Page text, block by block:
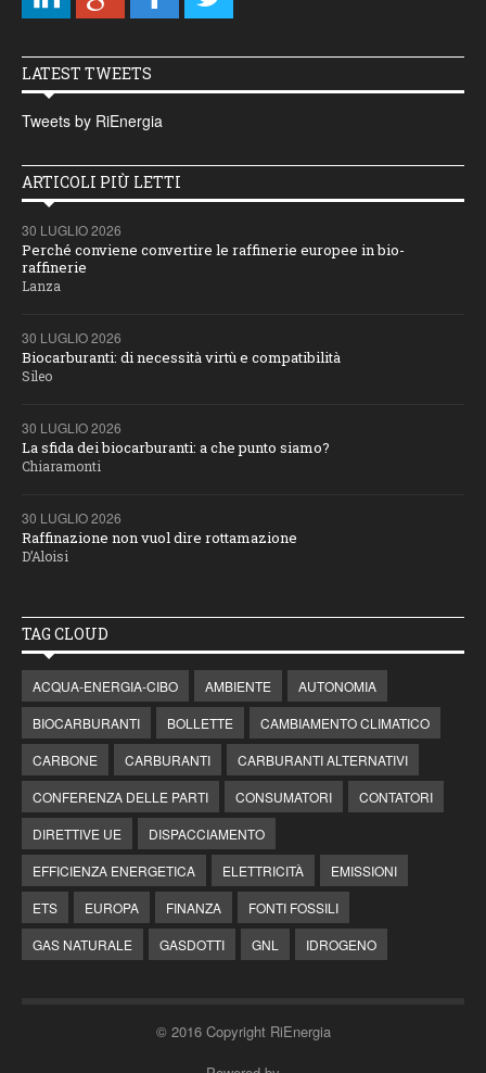
LATEST TWEETS
Tweets by RiEnergia
ARTICOLI PIÙ LETTI
30 LUGLIO 2026
Perché conviene convertire le raffinerie europee in bio-
raffinerie
Lanza
30 LUGLIO 2026
Biocarburanti: di necessità virtù e compatibilità
Sileo
30 LUGLIO 2026
La sfida dei biocarburanti: a che punto siamo?
Chiaramonti
30 LUGLIO 2026
Raffinazione non vuol dire rottamazione
D’Aloisi
TAG CLOUD
ACQUA-ENERGIA-CIBO AMBIENTE
AUTONOMIA
BIOCARBURANTI
BOLLETTE
CAMBIAMENTO CLIMATICO
CARBONE
CARBURANTI
CARBURANTI ALTERNATIVI
CONFERENZA DELLE PARTI
CONSUMATORI
CONTATORI
DIRETTIVE UE
DISPACCIAMENTO
EFFICIENZA ENERGETICA
ELETTRICITÀ
EMISSIONI
ETS
EUROPA FINANZA
FONTI FOSSILI
GAS NATURALE
GASDOTTI GNL IDROGENO
© 2016 Copyright RiEnergia